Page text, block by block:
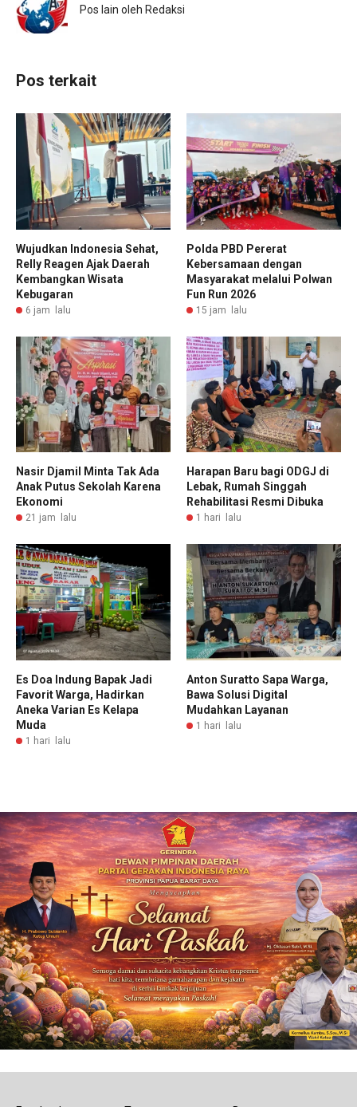
Pos lain oleh Redaksi
Pos terkait
Wujudkan Indonesia Sehat,
Relly Reagen Ajak Daerah
Kembangkan Wisata
Kebugaran
6 jam lalu
Polda PBD Pererat
Kebersamaan dengan
Masyarakat melalui Polwan
Fun Run 2026
15 jam lalu
Nasir Djamil Minta Tak Ada
Anak Putus Sekolah Karena
Ekonomi
21 jam lalu
Harapan Baru bagi ODGJ di
Lebak, Rumah Singgah
Rehabilitasi Resmi Dibuka
1 hari lalu
Es Doa Indung Bapak Jadi
Favorit Warga, Hadirkan
Aneka Varian Es Kelapa
Muda
1 hari lalu
Anton Suratto Sapa Warga,
Bawa Solusi Digital
Mudahkan Layanan
1 hari lalu